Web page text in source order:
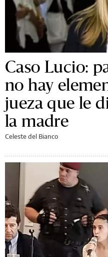
Caso Lucio:
no hay
jueza que le
la madre
Celeste del Bianco